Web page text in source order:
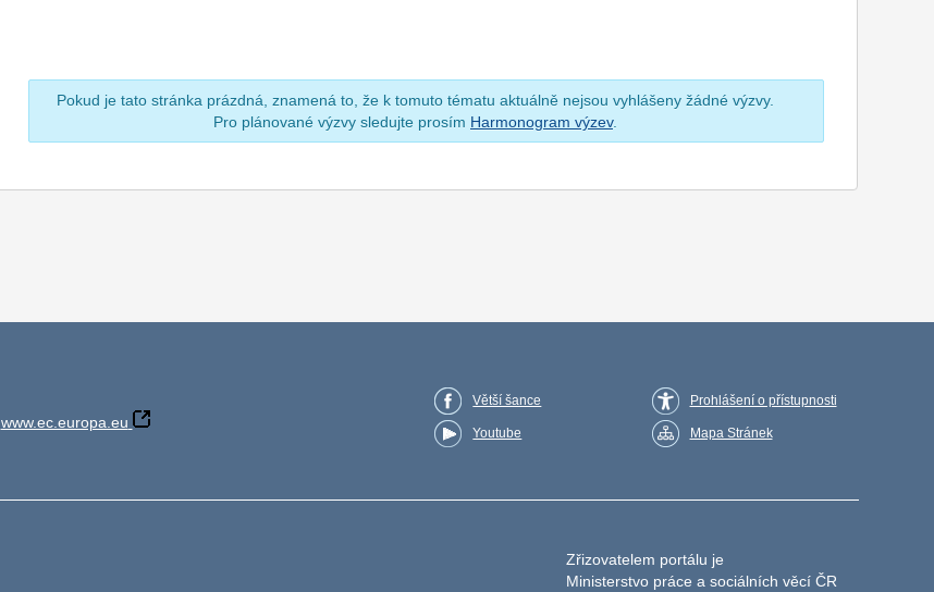
Pokud je tato stránka prázdná, znamená to, že k tomuto tématu aktuálně nejsou vyhlášeny žádné výzvy.
Pro plánované výzvy sledujte prosím Harmonogram výzev.
www.ec.europa.eu
Větší šance
Youtube
Prohlášení o přístupnosti
Mapa Stránek
Zřizovatelem portálu je
Ministerstvo práce a sociálních věcí ČR